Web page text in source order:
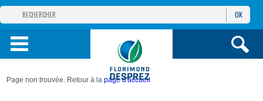
GROUPE
PRODUITS
OK
Page non trouvée. Retour à lapage d'accueil